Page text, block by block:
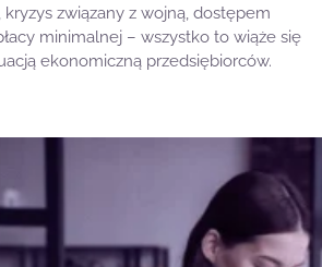
związany z wojną, dostępem
minimalnej – wszystko to wiąże się
ekonomiczną przedsiębiorców.